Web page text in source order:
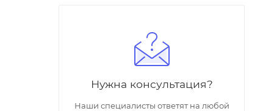
Нужна консультация?
Наши специалисты ответят на любой